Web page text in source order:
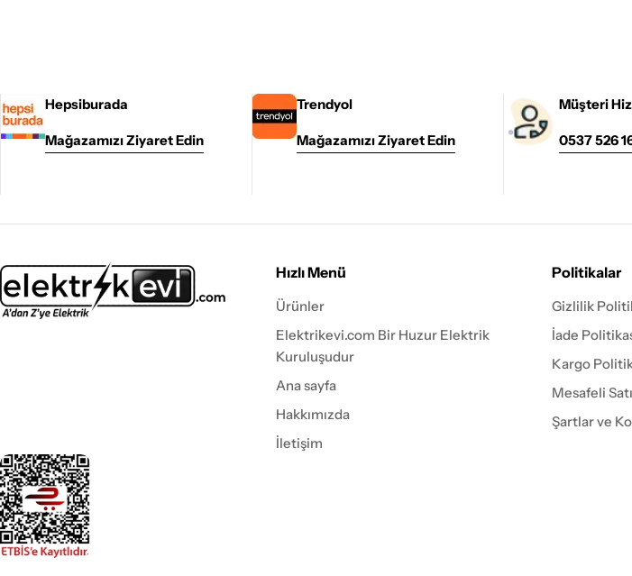
Hepsiburada
Mağazamızı Ziyaret Edin
Trendyol
Mağazamızı Ziyaret Edin
Müşteri
0537 526
Hızlı Menü
Ürünler
Elektrikevi.com Bir Huzur Elektrik
Kuruluşudur
Ana sayfa
Hakkımızda
İletişim
Politikalar
Gizlilik
İade
Kargo
Mesafeli
Şartlar ve